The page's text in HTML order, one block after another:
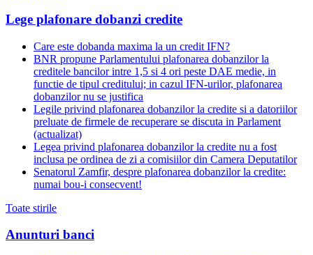
Lege plafonare dobanzi credite
Care este dobanda maxima la un credit IFN?
BNR propune Parlamentului plafonarea dobanzilor la
creditele bancilor intre 1,5 si 4 ori peste DAE medie, in
functie de tipul creditului; in cazul IFN-urilor, plafonarea
dobanzilor nu se justifica
Legile privind plafonarea dobanzilor la credite si a datoriilor
preluate de firmele de recuperare se discuta in Parlament
(actualizat)
Legea privind plafonarea dobanzilor la credite nu a fost
inclusa pe ordinea de zi a comisiilor din Camera Deputatilor
Senatorul Zamfir, despre plafonarea dobanzilor la credite:
numai bou-i consecvent!
Toate stirile
Anunturi banci